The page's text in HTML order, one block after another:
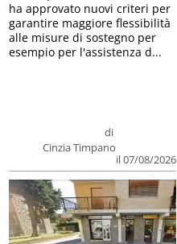
di
Cinzia Timpano
il 07/08/2026
ha approvato nuovi criteri per
garantire maggiore flessibilità
alle misure di sostegno per
esempio per l'assistenza d...